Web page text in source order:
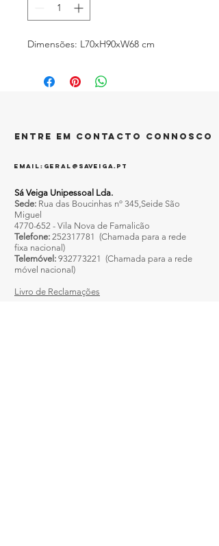
Dimensões: L70xH90xW68 cm
entre em contacto connosco
EMAIL: GERAL@SAVEIGA.PT
Sá Veiga Unipessoal Lda.
Sede: Rua das Boucinhas nº 345,Seide São
Miguel
4770-652 - Vila Nova de Famalicão
Telefone: 252317781 (Chamada para a rede
fixa nacional)
Telemóvel: 932773221 (Chamada para a rede
móvel nacional)
Livro de Reclamações